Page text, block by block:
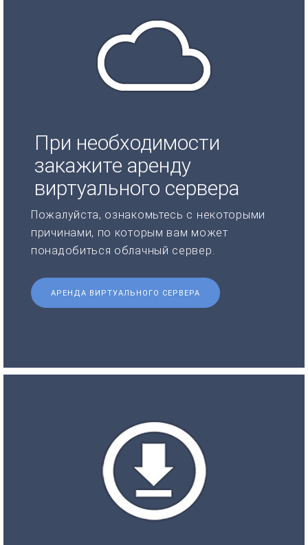
При необходимости
закажите аренду
виртуального сервера
Пожалуйста, ознакомьтесь с некоторыми
причинами, по которым вам может
понадобиться облачный сервер.
АРЕНДА ВИРТУАЛЬНОГО СЕРВЕРА